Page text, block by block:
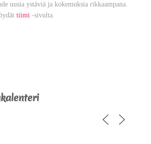
uusia ystäviä ja kokemuksia rikkaampana.
tiimi -sivulta.